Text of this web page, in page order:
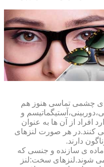
چشمی تماسی هنوز هم
و
افراد از آن ها به عنوان
کنند.در هر صورت لنزهای
دارند.
ی سازنده و جنسی که
شوند.لنزهای سخت:لنز